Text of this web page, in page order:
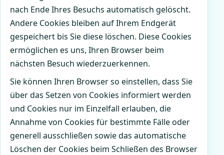
nach Ende Ihres Besuchs automatisch gelöscht.
Andere Cookies bleiben auf Ihrem Endgerät
gespeichert bis Sie diese löschen. Diese Cookies
ermöglichen es uns, Ihren Browser beim
nächsten Besuch wiederzuerkennen.
Sie können Ihren Browser so einstellen, dass Sie
über das Setzen von Cookies informiert werden
und Cookies nur im Einzelfall erlauben, die
Annahme von Cookies für bestimmte Fälle oder
generell ausschließen sowie das automatische
Löschen der Cookies beim Schließen des Browser